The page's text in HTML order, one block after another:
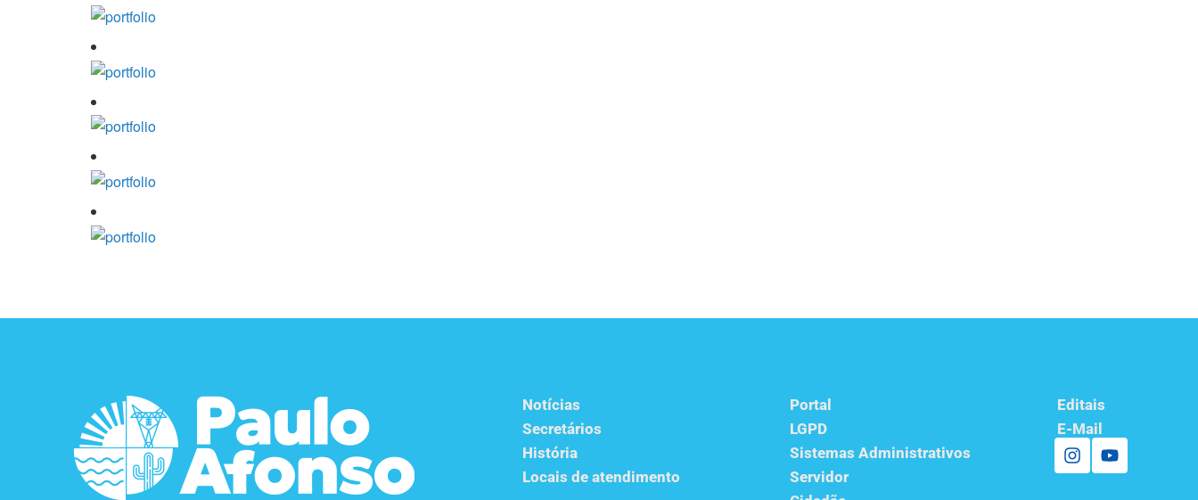
Notícias
Secretários
História
Locais de atendimento
Portal
LGPD
Sistemas Administrativos
Servidor
Editais
E-Mail